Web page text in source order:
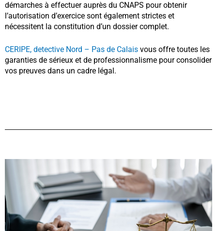
démarches à effectuer auprès du CNAPS pour obtenir
l’autorisation d’exercice sont également strictes et
nécessitent la constitution d’un dossier complet.
CERIPE, detective Nord – Pas de Calais vous offre toutes les
garanties de sérieux et de professionnalisme pour consolider
vos preuves dans un cadre légal.